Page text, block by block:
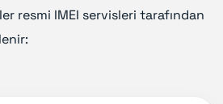
resmi IMEI servisleri tarafından